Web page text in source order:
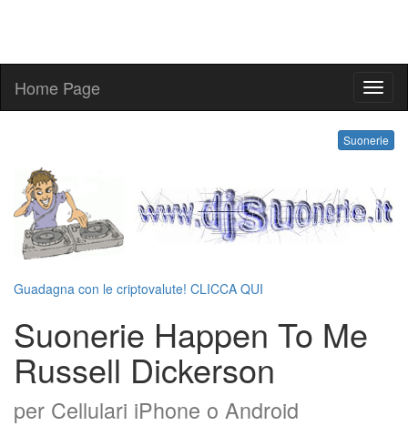
Home Page
Suonerie
Guadagna con le criptovalute! CLICCA QUI
Suonerie Happen To Me
Russell Dickerson
per Cellulari iPhone o Android